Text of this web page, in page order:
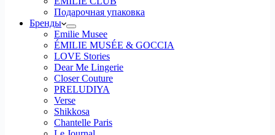
Подарочная упаковка
Бренды
Emilie Musee
ÉMILIE MUSÉE & GOCCIA
LOVE Stories
Dear Me Lingerie
Closer Couture
PRELUDIYA
Verse
Shikkosa
Chantelle Paris